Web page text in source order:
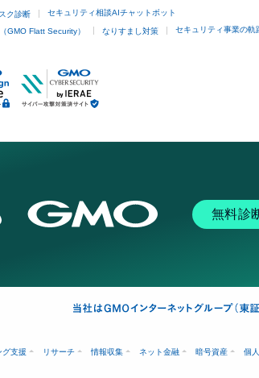
ク診断 セキュリティ相談AIチャットボット
GMO Flatt Security） なりすまし対策 セキュリティ事業の軌
無料診
グ支援 リサーチ 情報収集 ネット金融 暗号資産 個